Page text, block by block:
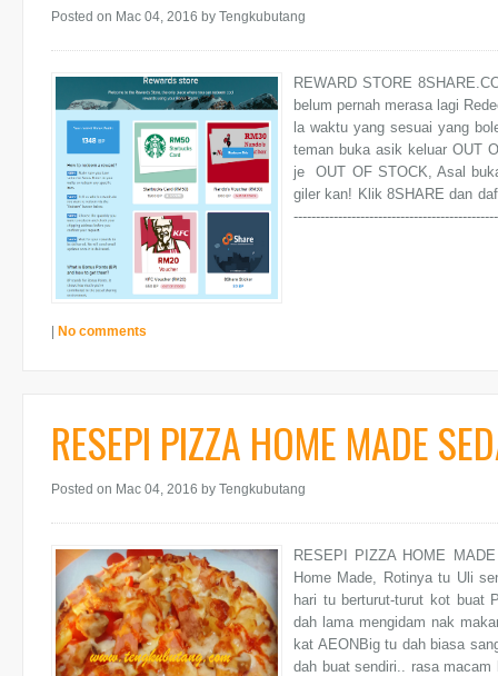
Posted on Mac 04, 2016 by Tengkubutang
REWARD STORE
belum pernah merasa lagi
la waktu yang sesuai yang
teman buka asik keluar OUT
je OUT OF STOCK, Asal
giler kan! Klik 8SHARE dan
No comments
RESEPI PIZZA HOME MADE
Posted on Mac 04, 2016 by Tengkubutang
RESEPI PIZZA HOME
Home Made, Rotinya tu Uli
hari tu berturut-turut kot buat
dah lama mengidam nak
kat AEONBig tu dah biasa
dah buat sendiri.. rasa